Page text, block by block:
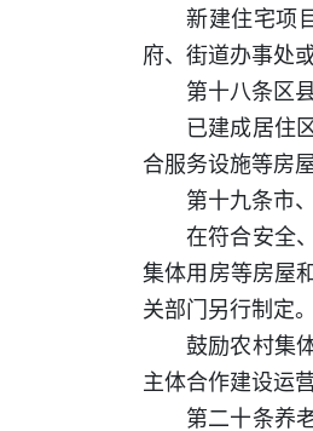
新建住宅项
府、街道办事处
第十八条区
已建成居住
合服务设施等房
第十九条市
在符合安全
集体用房等房屋
关部门另行制定。
鼓励农村集
主体合作建设运
第二十条养